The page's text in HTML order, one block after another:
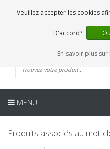
FR
MENU
Produits associés au mot-
Veuillez accepter les cookies
D'accord?
En savoir plus